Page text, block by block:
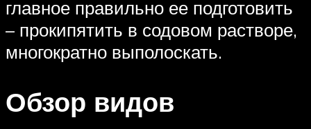
главное правильно ее подготовить
– прокипятить в содовом растворе,
многократно выполоскать.
Обзор видов